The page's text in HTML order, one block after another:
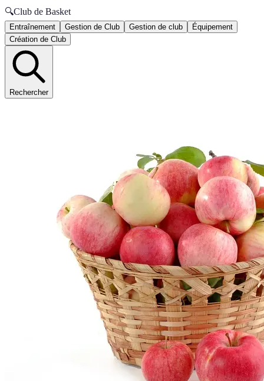
🔍Club de Basket
Entraînement Gestion de Club Gestion de club
Équipement
Création de Club
Rechercher